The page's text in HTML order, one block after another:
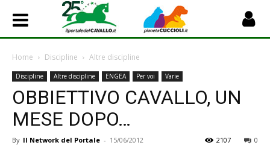
Home Discipline Altre discipline
Discipline Altre discipline ENGEA Per voi Varie
OBBIETTIVO CAVALLO, UN
MESE DOPO…
By Il Network del Portale - 15/06/2012 0
2107